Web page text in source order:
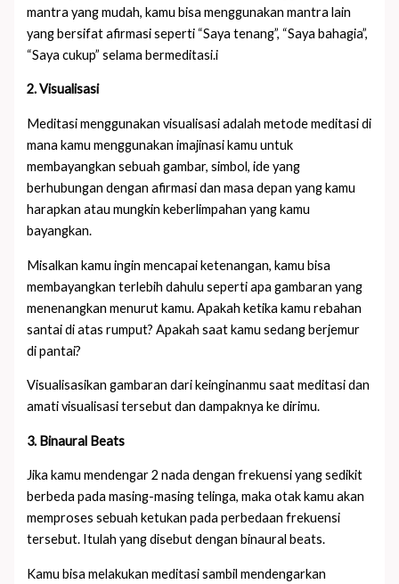
mantra yang mudah, kamu bisa menggunakan mantra lain
yang bersifat afirmasi seperti “Saya tenang”, “Saya bahagia”,
“Saya cukup” selama bermeditasi.i
2. Visualisasi
Meditasi menggunakan visualisasi adalah metode meditasi di
mana kamu menggunakan imajinasi kamu untuk
membayangkan sebuah gambar, simbol, ide yang
berhubungan dengan afirmasi dan masa depan yang kamu
harapkan atau mungkin keberlimpahan yang kamu
bayangkan.
Misalkan kamu ingin mencapai ketenangan, kamu bisa
membayangkan terlebih dahulu seperti apa gambaran yang
menenangkan menurut kamu. Apakah ketika kamu rebahan
santai di atas rumput? Apakah saat kamu sedang berjemur
di pantai?
Visualisasikan gambaran dari keinginanmu saat meditasi dan
amati visualisasi tersebut dan dampaknya ke dirimu.
3. Binaural Beats
Jika kamu mendengar 2 nada dengan frekuensi yang sedikit
berbeda pada masing-masing telinga, maka otak kamu akan
memproses sebuah ketukan pada perbedaan frekuensi
tersebut. Itulah yang disebut dengan binaural beats.
Kamu bisa melakukan meditasi sambil mendengarkan